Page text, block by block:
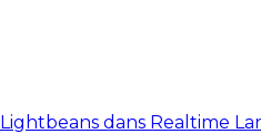
dans Realtime